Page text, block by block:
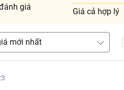
giá
Giá cả hợp lý
mới nhất